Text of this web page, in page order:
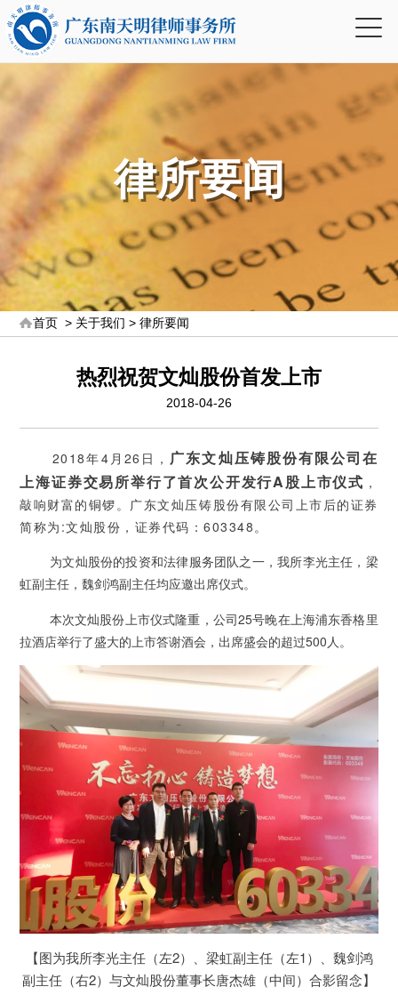
律所要闻
首页 > 关于我们 >律所要闻
热烈祝贺文灿股份首发上市
2018-04-26
2018年4月26日， 广东文灿压铸股份有限公司在
上海证券交易所举行了首次公开发行A股上市仪式 ，
敲响财富的铜锣。广东文灿压铸股份有限公司上市后的证券
简称为:文灿股份，证券代码：603348。
为文灿股份的投资和法律服务团队之一，我所李光主任，梁
虹副主任，魏剑鸿副主任均应邀出席仪式。
本次文灿股份上市仪式隆重，公司25号晚在上海浦东香格里
拉酒店举行了盛大的上市答谢酒会，出席盛会的超过500人。
【图为我所李光主任（左2）、梁虹副主任（左1）、魏剑鸿
副主任（右2）与文灿股份董事长唐杰雄（中间）合影留念】